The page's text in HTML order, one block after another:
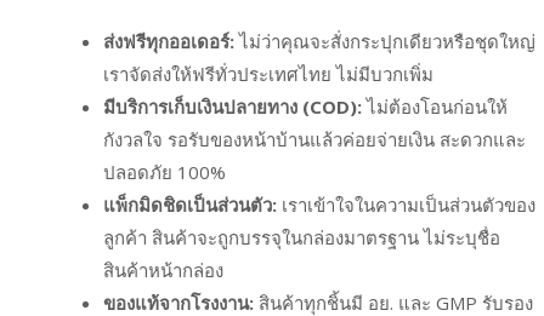
ส่งฟรีทุกออเดอร์:ไม่ว่าคุณจะสั่งกระปุกเดียวหรือชุดใหญ่
เราจัดส่งให้ฟรีทั่วประเทศไทย ไม่มีบวกเพิ่ม
มีบริการเก็บเงินปลายทาง (COD):ไม่ต้องโอนก่อนให้
กังวลใจ รอรับของหน้าบ้านแล้วค่อยจ่ายเงิน สะดวกและ
ปลอดภัย 100%
แพ็กมิดชิดเป็นส่วนตัว: เราเข้าใจในความเป็นส่วนตัวของ
ลูกค้า สินค้าจะถูกบรรจุในกล่องมาตรฐาน ไม่ระบุชื่อ
สินค้าหน้ากล่อง
ของแท้จากโรงงาน: สินค้าทุกชิ้นมี อย. และ GMP รับรอง